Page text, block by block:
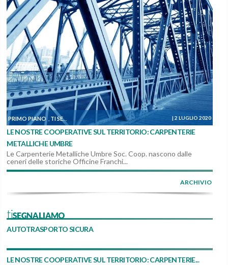
PRIMO PIANO , TI SEGNALIAMO DALLE COOPERATIVE | 2 LUGLIO 2020
LE NOSTRE COOPERATIVE SUL TERRITORIO: CARPENTERIE
METALLICHE UMBRE
Le Carpenterie Metalliche Umbre Soc. Coop. nascono dalle
ceneri delle storiche Officine Franchi...
ARCHIVIO
tiSEGNALIAMO
AUTOTRASPORTO SICURA
LE NOSTRE COOPERATIVE SUL TERRITORIO: CARPENTERIE...